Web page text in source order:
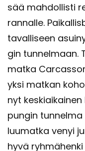
sää mah­dol­lis­ti
ran­nal­le.
ta­val­li­seen
gin tun­nel­maan.
matka
yksi mat­kan
nyt
pun­gin
luu­mat­ka venyi
hyvä